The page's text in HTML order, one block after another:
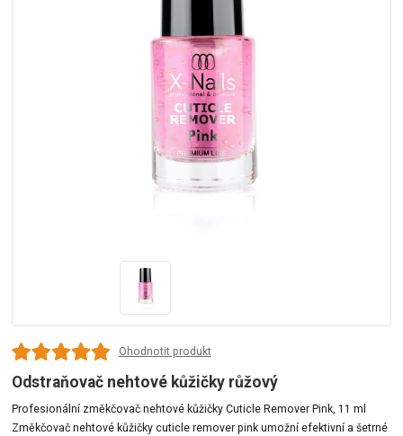
Ohodnotit produkt
Odstraňovač nehtové kůžičky růžový
Profesionální změkčovač nehtové kůžičky Cuticle Remover Pink, 11 ml
Změkčovač nehtové kůžičky cuticle remover pink umožní efektivní a šetrné